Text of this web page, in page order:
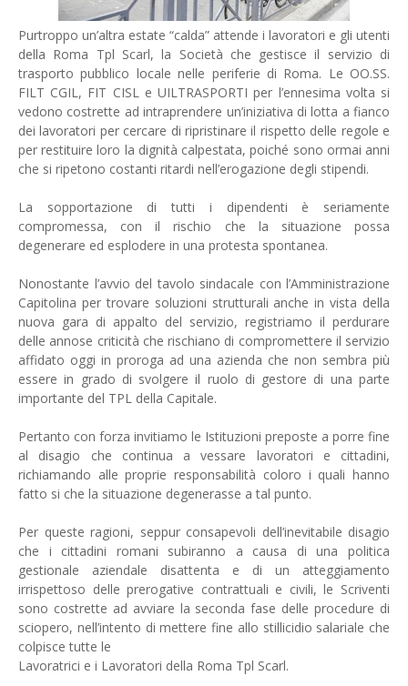
Purtroppo un’altra estate “calda” attende i lavoratori e gli utenti
della Roma Tpl Scarl, la Società che gestisce il servizio di
trasporto pubblico locale nelle periferie di Roma. Le OO.SS.
FILT CGIL, FIT CISL e UILTRASPORTI per l’ennesima volta si
vedono costrette ad intraprendere un’iniziativa di lotta a fianco
dei lavoratori per cercare di ripristinare il rispetto delle regole e
per restituire loro la dignità calpestata, poiché sono ormai anni
che si ripetono costanti ritardi nell’erogazione degli stipendi.
La sopportazione di tutti i dipendenti è seriamente
compromessa, con il rischio che la situazione possa
degenerare ed esplodere in una protesta spontanea.
Nonostante l’avvio del tavolo sindacale con l’Amministrazione
Capitolina per trovare soluzioni strutturali anche in vista della
nuova gara di appalto del servizio, registriamo il perdurare
delle annose criticità che rischiano di compromettere il servizio
affidato oggi in proroga ad una azienda che non sembra più
essere in grado di svolgere il ruolo di gestore di una parte
importante del TPL della Capitale.
Pertanto con forza invitiamo le Istituzioni preposte a porre fine
al disagio che continua a vessare lavoratori e cittadini,
richiamando alle proprie responsabilità coloro i quali hanno
fatto si che la situazione degenerasse a tal punto.
Per queste ragioni, seppur consapevoli dell’inevitabile disagio
che i cittadini romani subiranno a causa di una politica
gestionale aziendale disattenta e di un atteggiamento
irrispettoso delle prerogative contrattuali e civili, le Scriventi
sono costrette ad avviare la seconda fase delle procedure di
sciopero, nell’intento di mettere fine allo stillicidio salariale che
colpisce tutte le
Lavoratrici e i Lavoratori della Roma Tpl Scarl.